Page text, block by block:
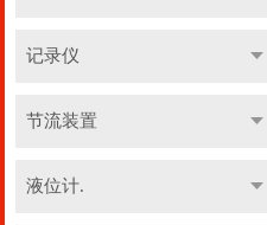
记录仪
节流装置
液位计.